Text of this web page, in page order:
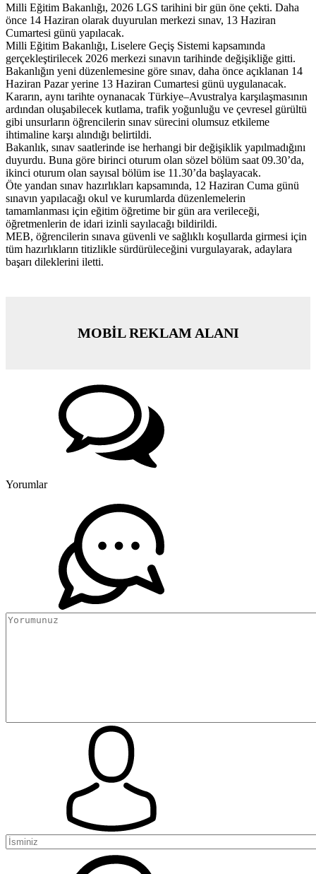
Milli Eğitim Bakanlığı, 2026 LGS tarihini bir gün öne çekti. Daha
önce 14 Haziran olarak duyurulan merkezi sınav, 13 Haziran
Cumartesi günü yapılacak.
Milli Eğitim Bakanlığı, Liselere Geçiş Sistemi kapsamında
gerçekleştirilecek 2026 merkezi sınavın tarihinde değişikliğe gitti.
Bakanlığın yeni düzenlemesine göre sınav, daha önce açıklanan 14
Haziran Pazar yerine 13 Haziran Cumartesi günü uygulanacak.
Kararın, aynı tarihte oynanacak Türkiye–Avustralya karşılaşmasının
ardından oluşabilecek kutlama, trafik yoğunluğu ve çevresel gürültü
gibi unsurların öğrencilerin sınav sürecini olumsuz etkileme
ihtimaline karşı alındığı belirtildi.
Bakanlık, sınav saatlerinde ise herhangi bir değişiklik yapılmadığını
duyurdu. Buna göre birinci oturum olan sözel bölüm saat 09.30’da,
ikinci oturum olan sayısal bölüm ise 11.30’da başlayacak.
Öte yandan sınav hazırlıkları kapsamında, 12 Haziran Cuma günü
sınavın yapılacağı okul ve kurumlarda düzenlemelerin
tamamlanması için eğitim öğretime bir gün ara verileceği,
öğretmenlerin de idari izinli sayılacağı bildirildi.
MEB, öğrencilerin sınava güvenli ve sağlıklı koşullarda girmesi için
tüm hazırlıkların titizlikle sürdürüleceğini vurgulayarak, adaylara
başarı dileklerini iletti.
MOBİL REKLAM ALANI
Yorumlar